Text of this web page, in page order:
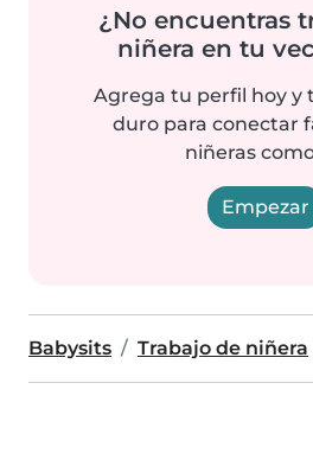
¿No encuentras
niñera en tu
Agrega tu perfil hoy y
duro para conectar
niñeras
Empezar
Babysits Trabajo de niñera